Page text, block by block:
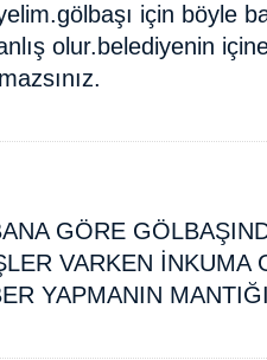
için böyle
olur.belediyenin
GÖRE
VARKEN İNKUMA
YAPMANIN